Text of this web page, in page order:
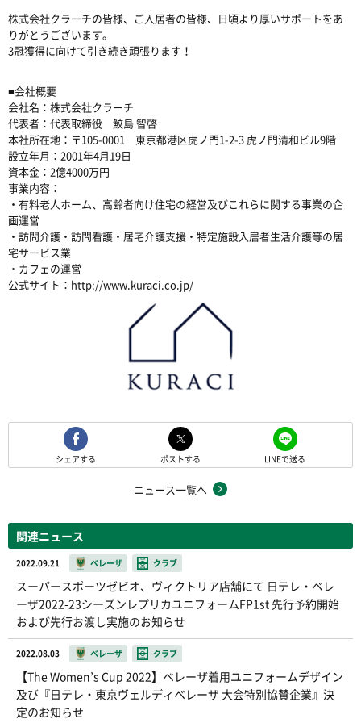
株式会社クラーチの皆様、ご入居者の皆様、日頃より厚いサポートをあ
りがとうございます。
3冠獲得に向けて引き続き頑張ります！
■会社概要
会社名：株式会社クラーチ
代表者：代表取締役 鮫島 智啓
本社所在地：〒105-0001 東京都港区虎ノ門1-2-3 虎ノ門清和ビル9階
設立年月：2001年4月19日
資本金：2億4000万円
事業内容：
・有料老人ホーム、高齢者向け住宅の経営及びこれらに関する事業の企
画運営
・訪問介護・訪問看護・居宅介護支援・特定施設入居者生活介護等の居
宅サービス業
・カフェの運営
公式サイト： http://www.kuraci.co.jp/
シェアする ポストする LINEで送る
ニュース一覧へ
関連ニュース
2022.09.21 ベレーザ クラブ
スーパースポーツゼビオ、ヴィクトリア店舗にて 日テレ・ベレ
ーザ2022-23シーズンレプリカユニフォームFP1st 先行予約開始
および先行お渡し実施のお知らせ
2022.08.03 ベレーザ クラブ
【The Women’s Cup 2022】ベレーザ着用ユニフォームデザイン
及び『日テレ・東京ヴェルディベレーザ 大会特別協賛企業』決
定のお知らせ